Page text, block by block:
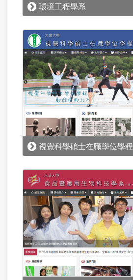
環境工程學系
視覺科學碩士在職學位學程